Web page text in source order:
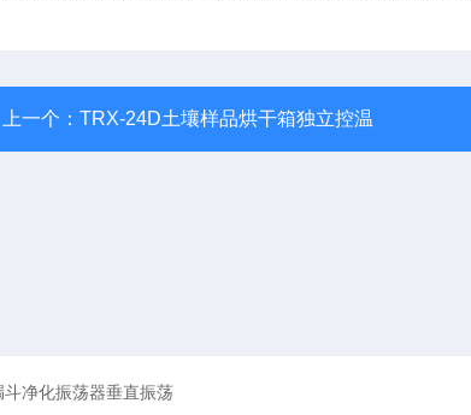
上一个： TRX-24D土壤样品烘干箱独立控温